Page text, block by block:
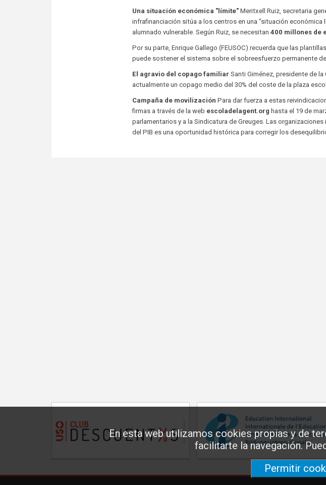
En esta web utilizamos cookies propias y de
facilitarte la navegación.
Permitir
Una situación económica "límite" Meritxell Ruiz, secretaria
infrafinanciación sitúa a los centros en una "situación
alumnado vulnerable. Según Ruiz, se necesitan400 millones de
Por su parte, Enrique Gallego (FEUSOC) recuerda que las
puede sostener el sistema sobre el sobreesfuerzo permanente
El agravio del copago familiar Santi Giménez, presidente de
actualmente un copago medio del 30% del coste de la plaza
Campaña de movilización Para dar fuerza a estas
firmas a través de la web escoladelagent.org hasta el 19 de
parlamentarios y a la Sindicatura de Greuges. Las
del PIB es una oportunidad histórica para corregir los